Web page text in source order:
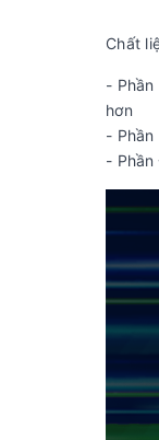
Chất
-
hơn
-
- Phần